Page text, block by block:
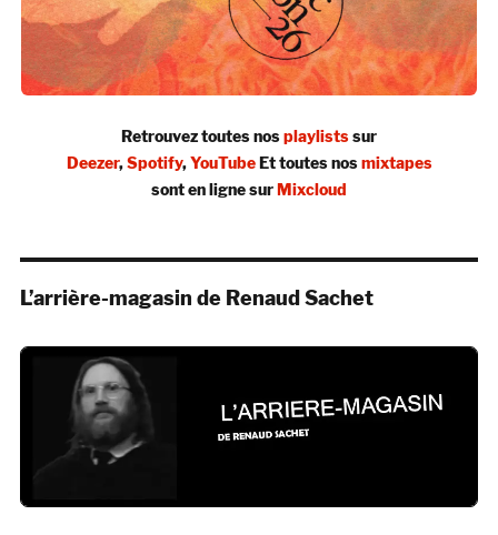
Retrouvez toutes nosplaylistssur
Deezer,Spotify,YouTubeEt toutes nosmixtapes
sont en ligne surMixcloud
L’arrière-magasin de Renaud Sachet